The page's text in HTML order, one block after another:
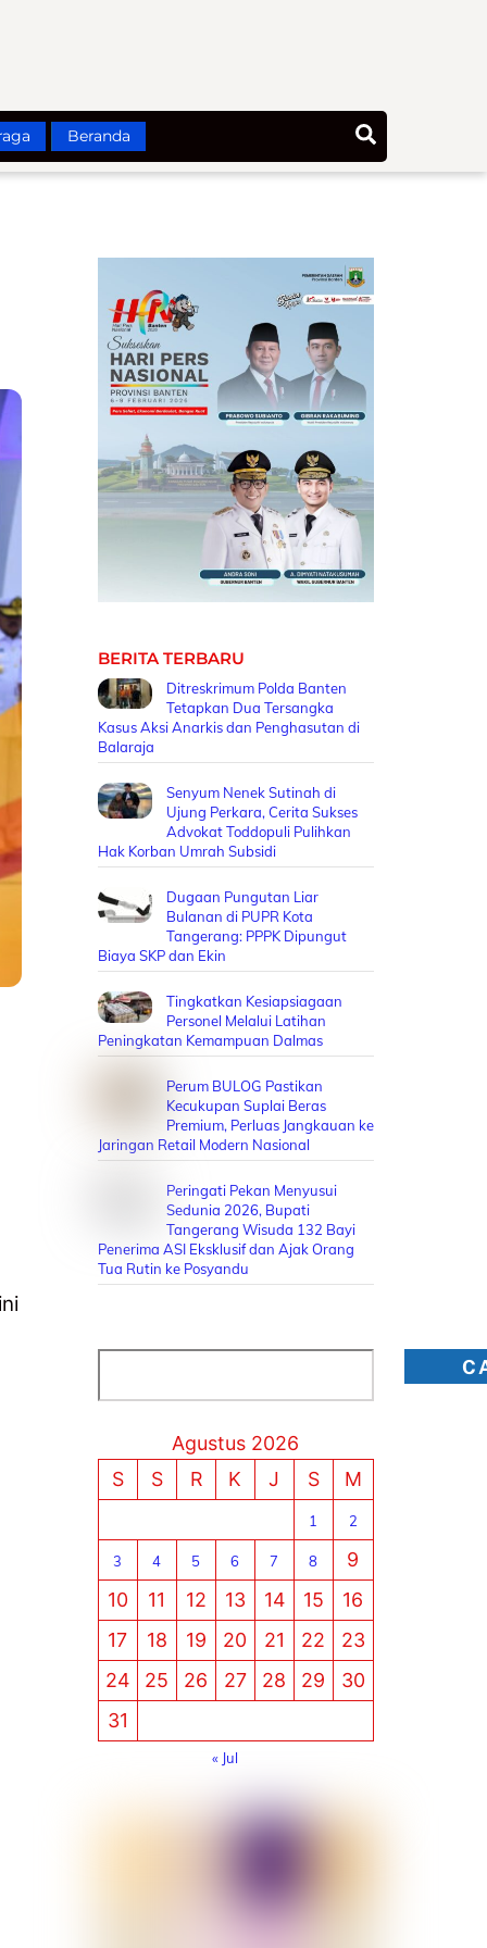
Beranda
BERITA TERBARU
Ditreskrimum Polda Banten
Tetapkan Dua Tersangka
Kasus Aksi Anarkis dan Penghasutan di
Balaraja
Senyum Nenek Sutinah di
Ujung Perkara, Cerita Sukses
Advokat Toddopuli Pulihkan
Hak Korban Umrah Subsidi
Dugaan Pungutan Liar
Bulanan di PUPR Kota
Tangerang: PPPK Dipungut
Biaya SKP dan Ekin
Tingkatkan Kesiapsiagaan
Personel Melalui Latihan
Peningkatan Kemampuan Dalmas
Perum BULOG Pastikan
Kecukupan Suplai Beras
Premium, Perluas Jangkauan ke
Jaringan Retail Modern Nasional
Peringati Pekan Menyusui
Sedunia 2026, Bupati
Tangerang Wisuda 132 Bayi
Penerima ASI Eksklusif dan Ajak Orang
Tua Rutin ke Posyandu
Agustus 2026
S
S R K J S M
1 2
3 4 5 6 7 8
9
10
11 12 13 14 15
16
17
18 19 20 21 22
23
24
25 26 27 28 29
30
31
« Jul